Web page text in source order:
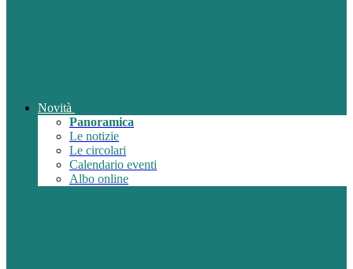
Novità
Panoramica
Le notizie
Le circolari
Calendario eventi
Albo online